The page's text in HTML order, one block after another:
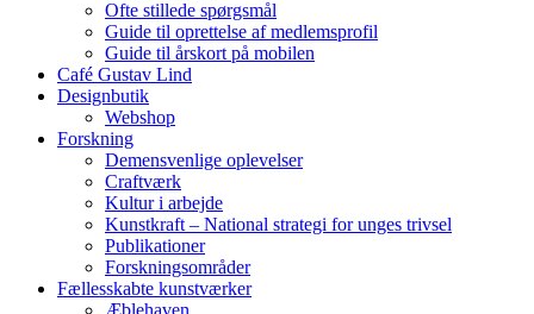
Ofte stillede spørgsmål
Guide til oprettelse af medlemsprofil
Guide til årskort på mobilen
Café Gustav Lind
Designbutik
Webshop
Forskning
Demensvenlige oplevelser
Craftværk
Kultur i arbejde
Kunstkraft – National strategi for unges trivsel
Publikationer
Forskningsområder
Fællesskabte kunstværker
Æblehaven